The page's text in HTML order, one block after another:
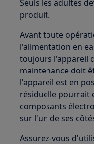
Seuls les adultes
produit.
Avant toute
l'alimentation en
toujours l'appareil
maintenance doit
l'appareil est en
résiduelle pourrait
composants
sur l'un de ses
Assurez-vous